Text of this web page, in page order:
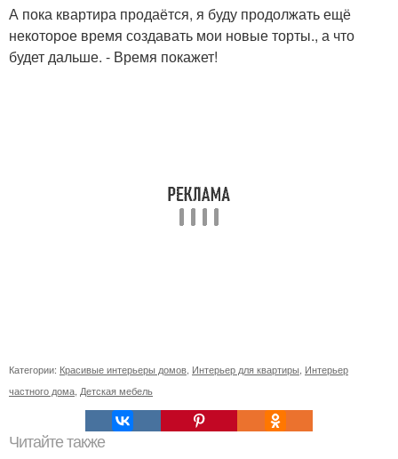
А пока квартира продаётся, я буду продолжать ещё
некоторое время создавать мои новые торты., а что
будет дальше. - Время покажет!
Категории: Красивые интерьеры домов Интерьер для квартиры Интерьер
частного дома Детская мебель
Читайте также